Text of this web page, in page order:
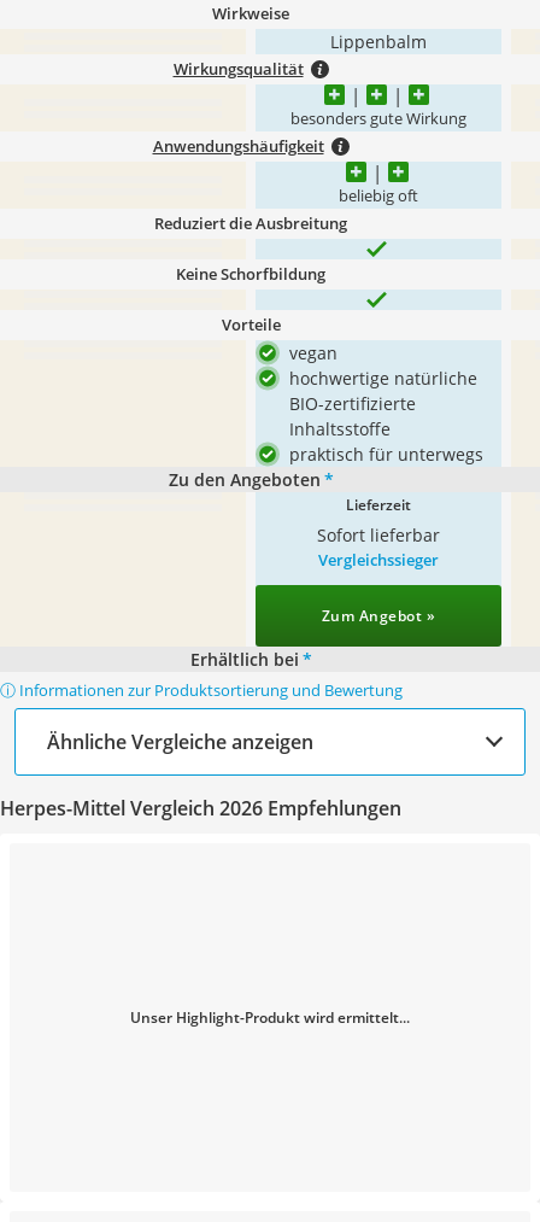
Wirkweise
Lippenbalm
Wirkungsqualität
besonders gute Wirkung
Anwendungshäufigkeit
beliebig oft
Reduziert die Ausbreitung
Keine Schorfbildung
Vorteile
vegan
hochwertige natürliche
BIO-zertifizierte
Inhaltsstoffe
praktisch für unterwegs
Zu den Angeboten *
Lieferzeit
Sofort lieferbar
Vergleichssieger
Zum Angebot »
Erhältlich bei *
ⓘ Informationen zur Produktsortierung und Bewertung
Ähnliche Vergleiche anzeigen
Herpes-Mittel Vergleich 2026 Empfehlungen
Unser Highlight-Produkt wird ermittelt...